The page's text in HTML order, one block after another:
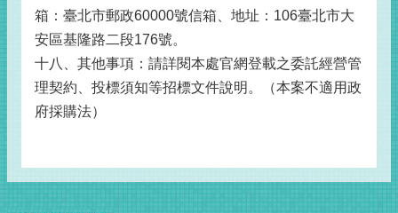
箱：臺北市郵政60000號信箱、地址：106臺北市大
安區基隆路二段176號。
十八、其他事項：請詳閱本處官網登載之委託經營管
理契約、投標須知等招標文件說明。（本案不適用政
府採購法）